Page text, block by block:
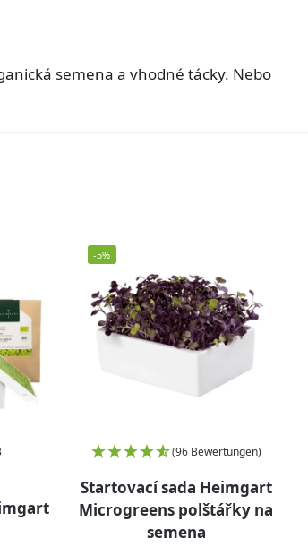
semena a vhodné tácky. Nebo
-5%
(96 Bewertungen)
Startovací sada Heimgart
Microgreens polštářky na
semena